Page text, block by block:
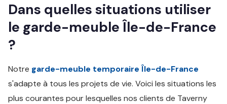
Dans quelles situations utiliser
le garde-meuble Île-de-France
?
Notre garde-meuble temporaire Île-de-France
s'adapte à tous les projets de vie. Voici les situations les
plus courantes pour lesquelles nos clients de Taverny